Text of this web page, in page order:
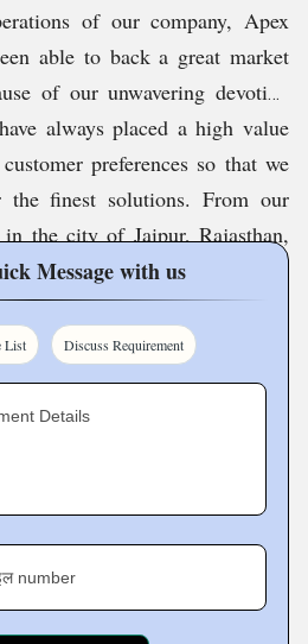
of our company, Apex
able to back a great market
of our unwavering devotion
always placed a high value
preferences so that we
the finest solutions. From our
the city of Jaipur, Rajasthan,
top-quality products like
Balancer, MS Car Vacuum
Tyre Changer Machine,
Machine, Auto Part
Car Washer Machine,
Message with us
List Discuss Requirement
Details
number